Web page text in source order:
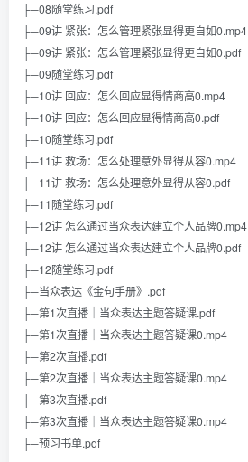
├─08随堂练习.pdf
├─09讲 紧张：怎么管理紧张显得更自如0.mp4
├─09讲 紧张：怎么管理紧张显得更自如0.pdf
├─09随堂练习.pdf
├─10讲 回应：怎么回应显得情商高0.mp4
├─10讲 回应：怎么回应显得情商高0.pdf
├─10随堂练习.pdf
├─11讲 救场：怎么处理意外显得从容0.mp4
├─11讲 救场：怎么处理意外显得从容0.pdf
├─11随堂练习.pdf
├─12讲 怎么通过当众表达建立个人品牌0.mp4
├─12讲 怎么通过当众表达建立个人品牌0.pdf
├─12随堂练习.pdf
├─当众表达《金句手册》.pdf
├─第1次直播｜当众表达主题答疑课.pdf
├─第1次直播｜当众表达主题答疑课0.mp4
├─第2次直播.pdf
├─第2次直播｜当众表达主题答疑课0.mp4
├─第3次直播.pdf
├─第3次直播｜当众表达主题答疑课0.mp4
├─预习书单.pdf